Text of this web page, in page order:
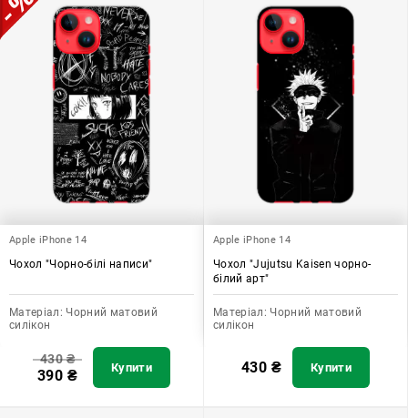
Apple iPhone 14
Чохол "Чорно-білі написи"
Матеріал: Чорний матовий
силікон
430₴
390 ₴ Купити
Apple iPhone 14
Чохол "Jujutsu Kaisen чорно-
білий арт"
Матеріал: Чорний матовий
силікон
430 ₴ Купити